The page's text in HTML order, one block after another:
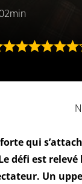
qui
défi est
Un